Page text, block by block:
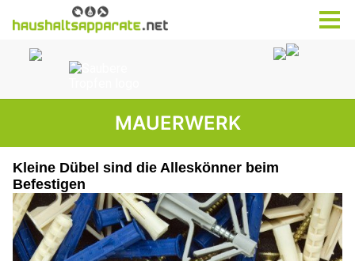
MAUERWERK
Kleine Dübel sind die Alleskönner beim
Befestigen